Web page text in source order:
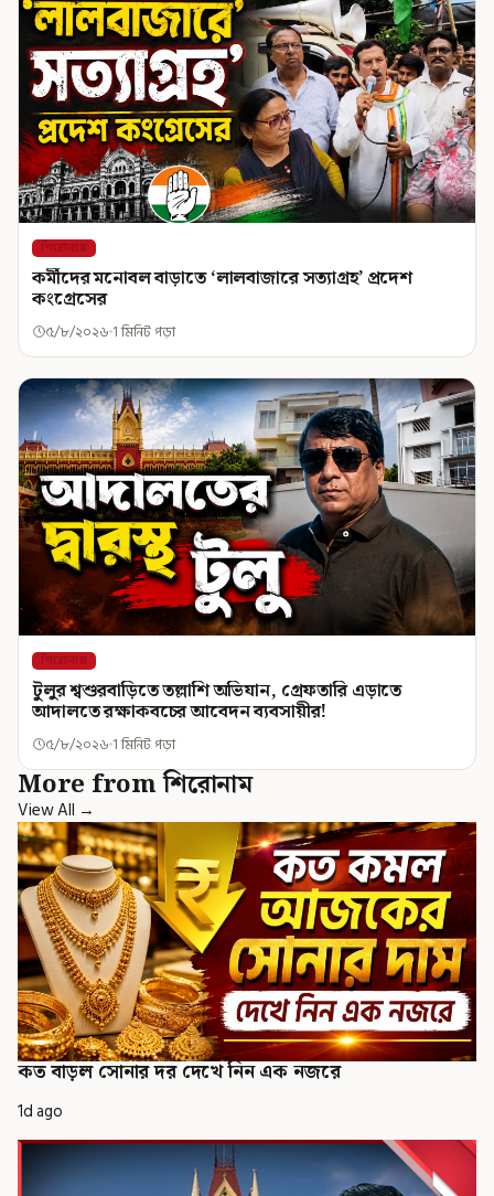
শিরোনাম
কর্মীদের মনোবল বাড়াতে ‘লালবাজারে সত্যাগ্রহ’ প্রদেশ
কংগ্রেসের
৫/৮/২০২৬ 1 মিনিট পড়া
শিরোনাম
টুলুর শ্বশুরবাড়িতে তল্লাশি অভিযান, গ্রেফতারি এড়াতে
আদালতে রক্ষাকবচের আবেদন ব্যবসায়ীর!
৫/৮/২০২৬ 1 মিনিট পড়া
More from শিরোনাম
View All →
কত বাড়ল সোনার দর দেখে নিন এক নজরে
1d ago